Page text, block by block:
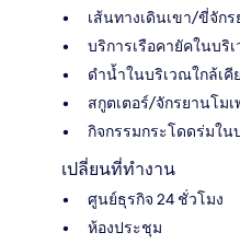
เส้นทางเดินเขา/ขี่จัก
บริการเรือคายัคในบริ
ดำน้ำในบริเวณใกล้เคี
สกูตเตอร์/จักรยานโม
กิจกรรมกระโดดร่มใน
เปลี่ยนที่ทำงาน
ศูนย์ธุรกิจ 24 ชั่วโมง
ห้องประชุม